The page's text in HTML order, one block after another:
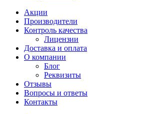
Акции
Производители
Контроль качества
Лицензии
Доставка и оплата
О компании
Блог
Реквизиты
Отзывы
Вопросы и ответы
Контакты